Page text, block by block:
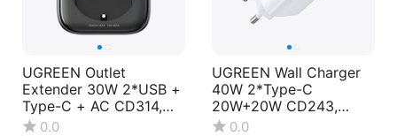
UGREEN Outlet
Extender 30W 2*USB +
Type-C + AC CD314,
Black
0.0
UGREEN Wall Charger
40W 2*Type-C
20W+20W CD243,
White
0.0